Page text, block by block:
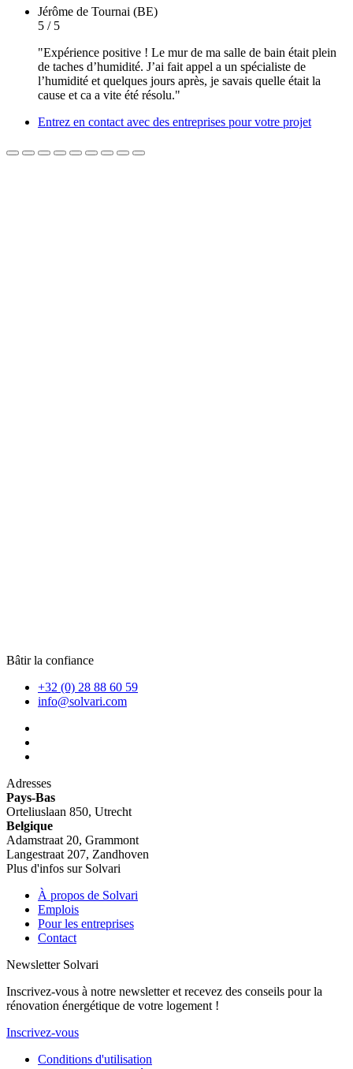
Jérôme de Tournai (BE)
5 / 5
"Expérience positive ! Le mur de ma salle de bain était plein
de taches d’humidité. J’ai fait appel a un spécialiste de
l’humidité et quelques jours après, je savais quelle était la
cause et ca a vite été résolu."
Entrez en contact avec des entreprises pour votre projet
Bâtir la confiance
+32 (0) 28 88 60 59
info@solvari.com
Adresses
Pays-Bas
Orteliuslaan 850, Utrecht
Belgique
Adamstraat 20, Grammont
Langestraat 207, Zandhoven
Plus d'infos sur Solvari
À propos de Solvari
Emplois
Pour les entreprises
Contact
Newsletter Solvari
Inscrivez-vous à notre newsletter et recevez des conseils pour la
rénovation énergétique de votre logement !
Inscrivez-vous
Conditions d'utilisation